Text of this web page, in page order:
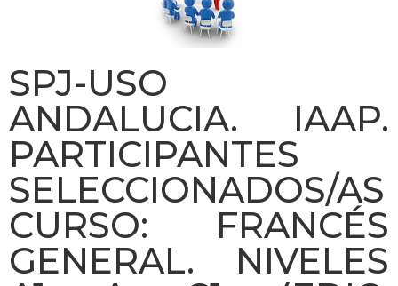
SPJ-USO
ANDALUCIA. IAAP.
PARTICIPANTES
SELECCIONADOS/AS
CURSO: FRANCÉS
GENERAL. NIVELES